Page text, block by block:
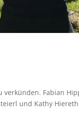
Fabian
und Kathy